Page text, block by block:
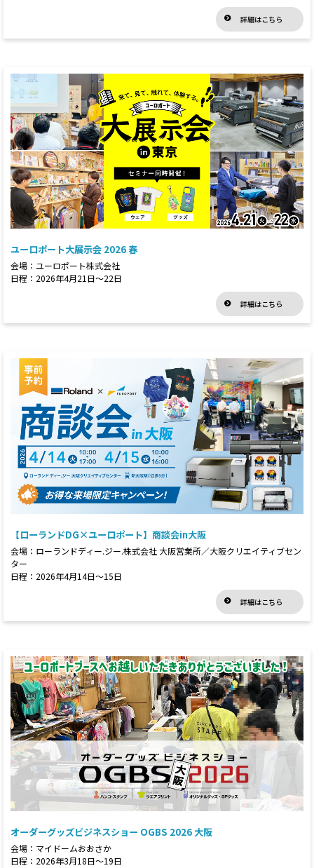
詳細はこちら
ユーロポート大展示会 2026 春
会場：ユーロポート株式会社
日程：2026年4月21日～22日
詳細はこちら
【ローランドDG×ユーロポート】商談会in大阪
会場：ローランドディー.ジー.株式会社 大阪営業所／大阪クリエイティブセン
ター
日程：2026年4月14日～15日
詳細はこちら
オーダーグッズビジネスショー OGBS 2026 大阪
会場：マイドームおおさか
日程：2026年3月18日～19日